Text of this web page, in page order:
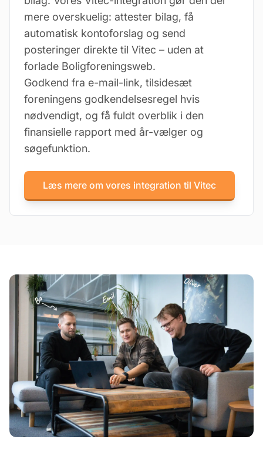
mere overskuelig: attester bilag, få
automatisk kontoforslag og send
posteringer direkte til Vitec – uden at
forlade Boligforeningsweb.
Godkend fra e-mail-link, tilsidesæt
foreningens godkendelsesregel hvis
nødvendigt, og få fuldt overblik i den
finansielle rapport med år-vælger og
søgefunktion.
Læs mere om vores integration til Vitec